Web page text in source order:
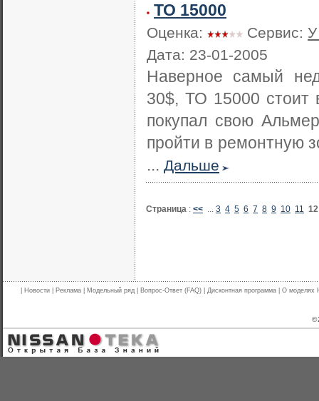
ТО 15000
Оценка: Сервис:
Дата: 23-01-2005
Наверное самый
30$, ТО 15000 стоит
покупал свою
пройти в ремонтную
... Дальше
Страница : << ... 3 4 5 6 7 8 9 10 11
Новости Реклама Модельный ряд Вопрос-Ответ (FAQ) Дисконтная программа О моделях
©